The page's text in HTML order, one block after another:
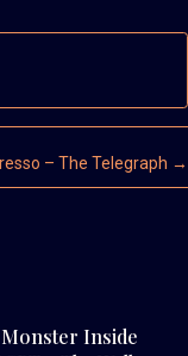
– The Telegraph →
Inside